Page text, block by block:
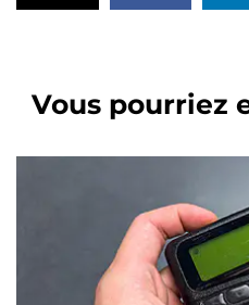
Vous pourriez